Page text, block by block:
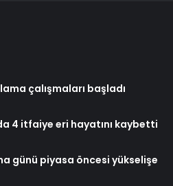
çalışmaları başladı
4 itfaiye eri hayatını kaybetti
günü piyasa öncesi yükselişe